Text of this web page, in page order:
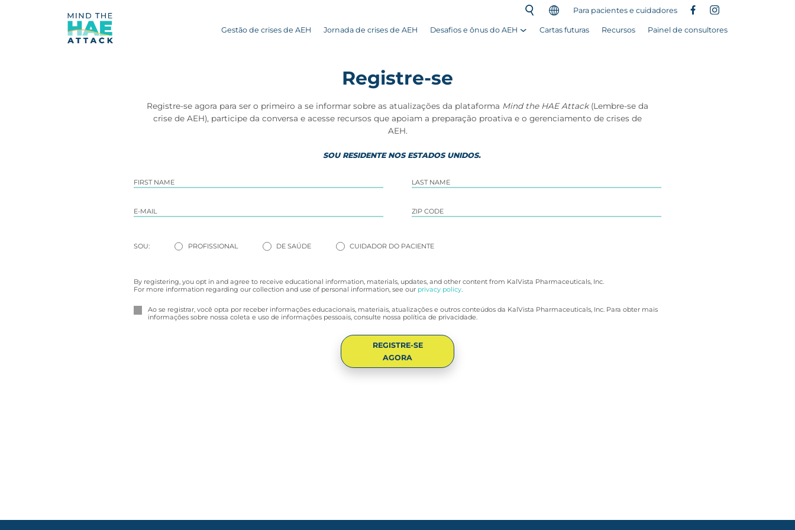
Para pacientes e cuidadores
Gestão de crises de AEH Jornada de crises de AEH Desafios e ônus do AEH Cartas futuras Recursos Painel de consultores
Registre-se
Registre-se agora para ser o primeiro a se informar sobre as atualizações da plataforma Mind the HAE Attack(Lembre-se da
crise de AEH), participe da conversa e acesse recursos que apoiam a preparação proativa e o gerenciamento de crises de
AEH.
SOU RESIDENTE NOS ESTADOS UNIDOS.
SOU: PROFISSIONAL DE SAÚDE CUIDADOR DO PACIENTE
By registering, you opt in and agree to receive educational information, materials, updates, and other content from KalVista Pharmaceuticals, Inc.
For more information regarding our collection and use of personal information, see our privacy policy.
Ao se registrar, você opta por receber informações educacionais, materiais, atualizações e outros conteúdos da KalVista Pharmaceuticals, Inc. Para obter mais
informações sobre nossa coleta e uso de informações pessoais, consulte nossa política de privacidade.
REGISTRE-SE
AGORA